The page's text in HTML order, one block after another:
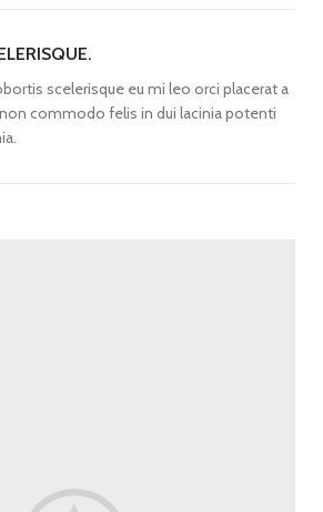
scelerisque eu mi leo orci placerat a
commodo felis in dui lacinia potenti